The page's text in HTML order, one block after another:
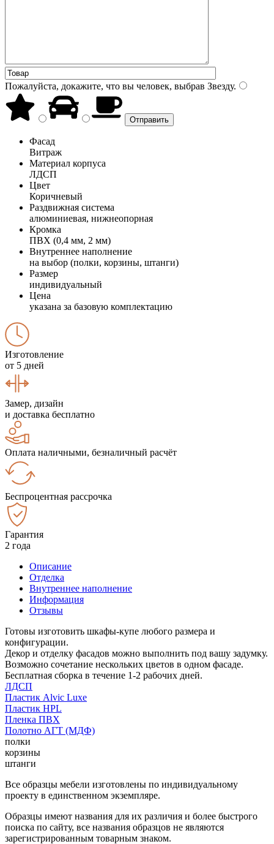
Пожалуйста, докажите, что вы человек, выбрав Звезду.
Фасад
Витраж
Материал корпуса
ЛДСП
Цвет
Коричневый
Раздвижная система
алюминиевая, нижнеопорная
Кромка
ПВХ (0,4 мм, 2 мм)
Внутреннее наполнение
на выбор (полки, корзины, штанги)
Размер
индивидуальный
Цена
указана за базовую комплектацию
Изготовление
от 5 дней
Замер, дизайн
и доставка бесплатно
Оплата наличными, безналичный расчёт
Беспроцентная рассрочка
Гарантия
2 года
Описание
Отделка
Внутреннее наполнение
Информация
Отзывы
Готовы изготовить шкафы-купе любого размера и
конфигурации.
Декор и отделку фасадов можно выполнить под вашу задумку.
Возможно сочетание нескольких цветов в одном фасаде.
Бесплатная сборка в течение 1-2 рабочих дней.
ЛДСП
Пластик Alvic Luxe
Пластик HPL
Пленка ПВХ
Полотно АГТ (МДФ)
полки
корзины
штанги
Все образцы мебели изготовлены по индивидуальному
проекту в единственном экземпляре.
Образцы имеют названия для их различия и более быстрого
поиска по сайту, все названия образцов не являются
зарегистрированным товарным знаком.